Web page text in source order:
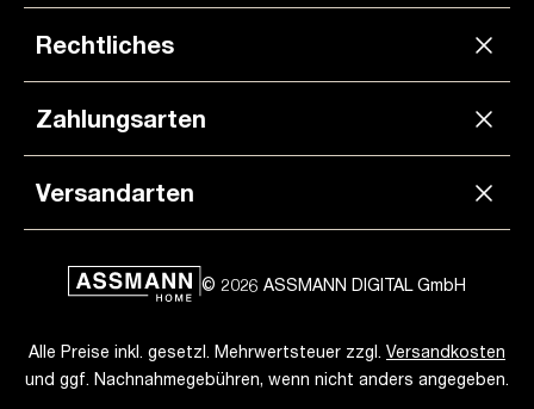
Rechtliches
Zahlungsarten
Versandarten
© 2026 ASSMANN DIGITAL GmbH
Alle Preise inkl. gesetzl. Mehrwertsteuer zzgl. Versandkosten
und ggf. Nachnahmegebühren, wenn nicht anders angegeben.